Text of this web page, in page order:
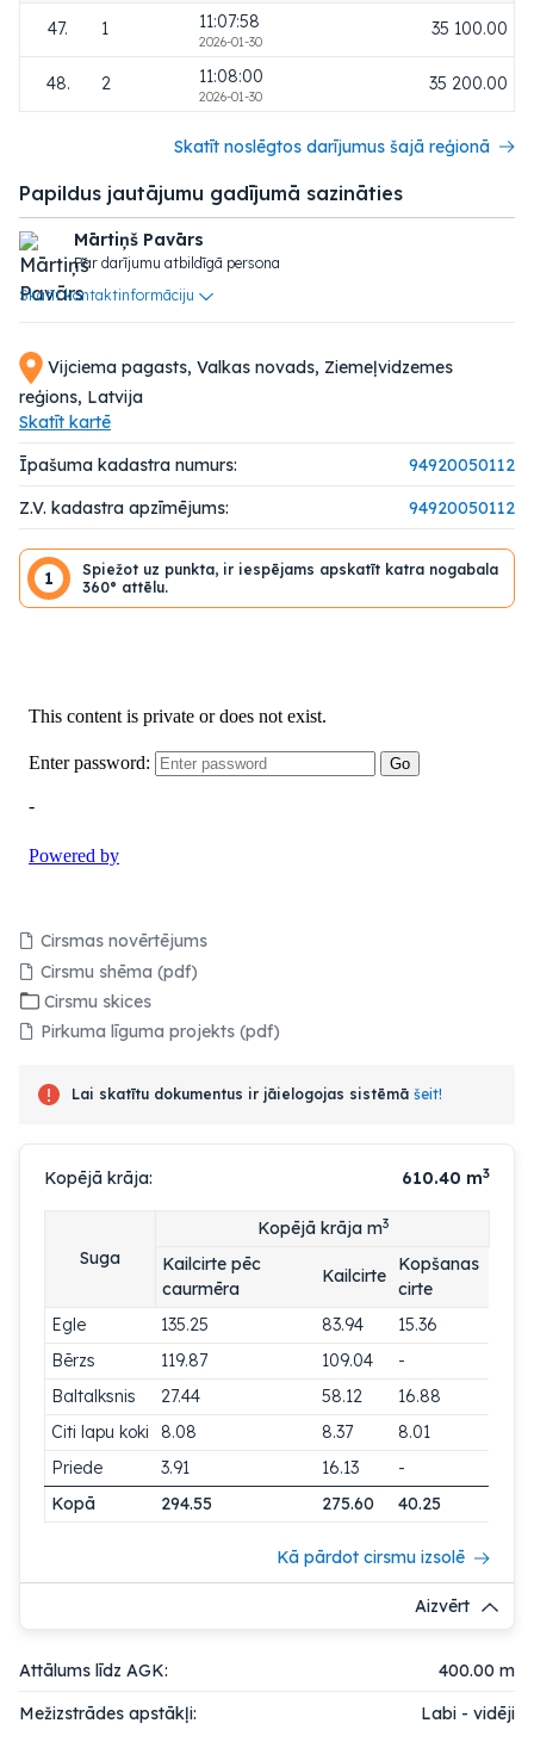
Vijciema pagasts, Valkas novads, Ziemeļvidzemes
reģions, Latvija
Skatīt kartē
Īpašuma kadastra numurs:
94920050112
Z.V. kadastra apzīmējums:
94920050112
1
Spiežot uz punkta, ir iespējams apskatīt katra nogabala
360° attēlu.
Cirsmas novērtējums
Cirsmu shēma (pdf)
Cirsmu skices
Pirkuma līguma projekts (pdf)
Lai skatītu dokumentus ir jāielogojas sistēmā šeit!
Kopējā krāja: 610.40 m3
Suga
Kopējā krāja m3
Kailcirte pēc
caurmēra
Kailcirte
Kopšanas
cirte
Egle
135.25 83.94
15.36
Bērzs
119.87 109.04
-
Baltalksnis
27.44 58.12
16.88
Citi lapu koki
8.08 8.37
8.01
Priede
3.91 16.13
-
Kopā
294.55 275.60 40.25
Kā pārdot cirsmu izsolē
Aizvērt
Attālums līdz AGK:
400.00 m
Mežizstrādes apstākļi:
Labi - vidēji
47. 1 11:07:58
2026-01-30
35 100.00
48. 2 11:08:00
2026-01-30
35 200.00
Skatīt noslēgtos darījumus šajā reģionā
Papildus jautājumu gadījumā sazināties
Mārtiņš Pavārs
Par darījumu atbildīgā persona
Skatīt kontaktinformāciju